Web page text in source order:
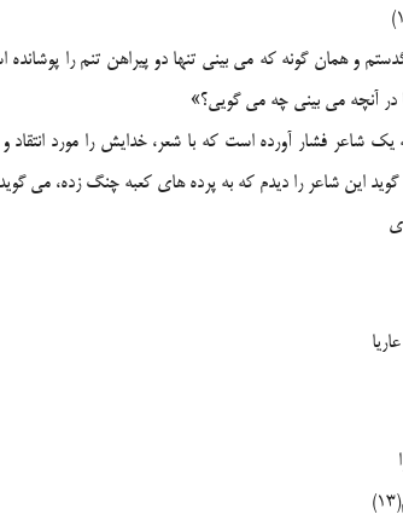
و همان گونه که می بینی تنها دو پیراهن تنم را
در آنچه می بینی چه می گویی؟»
یک شاعر فشار آورده است که با شعر، خدایش را مورد
این شاعر را دیدم که به پرده های کعبه چنگ زده، می